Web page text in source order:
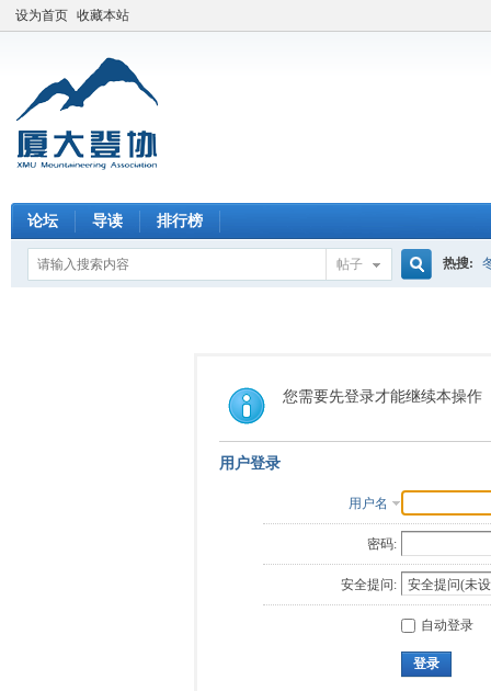
设为首页 收藏本站
论坛 导读 排行榜
帖子
索
热搜:
您需要先登录才能继续本操作
用户登录
用户名
密码:
安全提问:
自动登录
登录